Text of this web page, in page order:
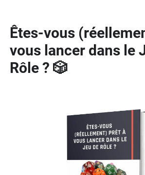
Êtes-vous
vous lancer dans le
Rôle ? 🎲